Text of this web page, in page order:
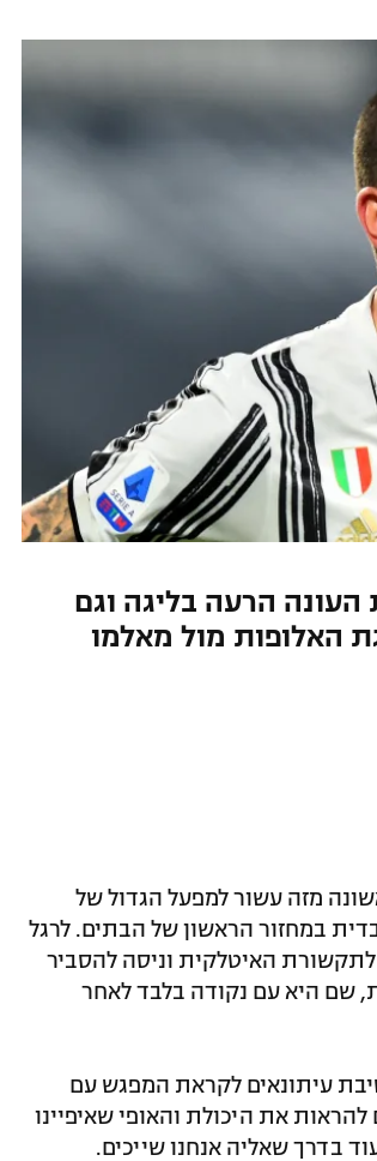
סינית
ליגות נוספות
הרעה בליגה וגם
האלופות מול מאלמו
מזה עשור למפעל הגדול של
במחזור הראשון של הבתים. לרגל
לתקשורת האיטלקית וניסה להסביר
שם היא עם נקודה בלבד לאחר
עיתונאים לקראת המפגש עם
את היכולת והאופי שאיפיינו
בדרך שאליה אנחנו שייכים.